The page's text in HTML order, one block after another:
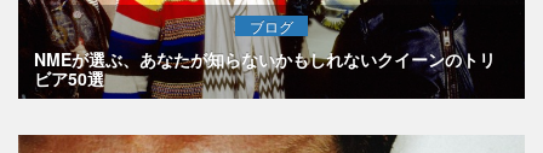
ブログ
NMEが選ぶ、あなたが知らないかもしれないクイーンのトリ
ビア50選